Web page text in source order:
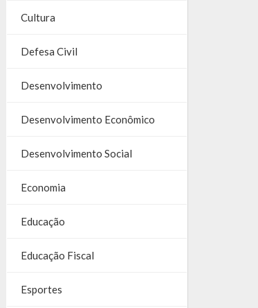
Cultura
Defesa Civil
Desenvolvimento
Desenvolvimento Econômico
Desenvolvimento Social
Economia
Educação
Educação Fiscal
Esportes